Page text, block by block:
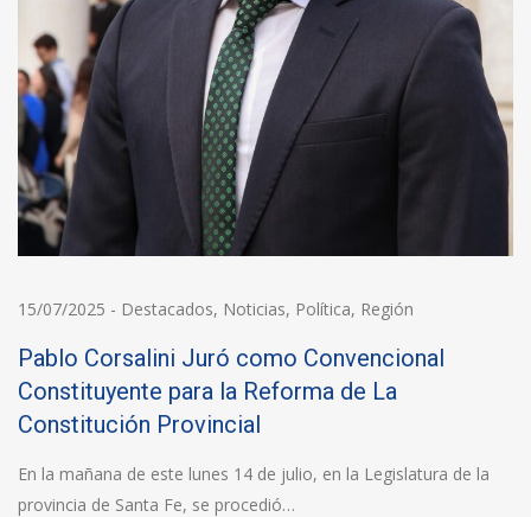
15/07/2025 - Destacados, Noticias, Política, Región
Pablo Corsalini Juró como Convencional
Constituyente para la Reforma de La
Constitución Provincial
En la mañana de este lunes 14 de julio, en la Legislatura de la
provincia de Santa Fe, se procedió…